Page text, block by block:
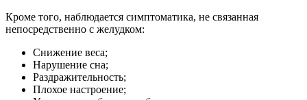
Кроме того, наблюдается симптоматика, не связанная
непосредственно с желудком:
Снижение веса;
Нарушение сна;
Раздражительность;
Плохое настроение;